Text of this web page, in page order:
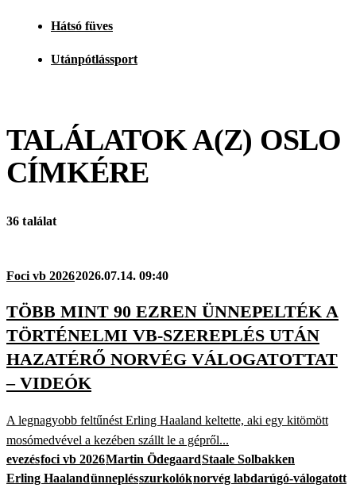
Hátsó füves
Utánpótlássport
TALÁLATOK A(Z) OSLO
CÍMKÉRE
36 találat
Foci vb 20262026.07.14. 09:40
TÖBB MINT 90 EZREN ÜNNEPELTÉK A
TÖRTÉNELMI VB-SZEREPLÉS UTÁN
HAZATÉRŐ NORVÉG VÁLOGATOTTAT
– VIDEÓK
A legnagyobb feltűnést Erling Haaland keltette, aki egy kitömött
mosómedvével a kezében szállt le a gépről...
evezésfoci vb 2026Martin ÖdegaardStaale Solbakken
Erling Haalandünneplésszurkolóknorvég labdarúgó-válogatott